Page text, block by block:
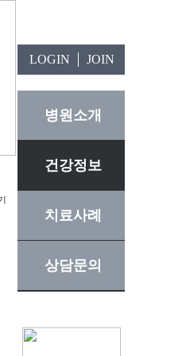
LOGIN JOIN
병원소개
건강정보
치료사례
상담문의